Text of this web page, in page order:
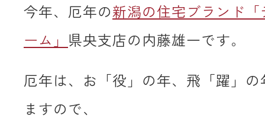
今年、厄年の新潟の住宅ブランド
ーム」 県央支店の内藤雄一です。
厄年は、お「役」の年、飛「躍」
ますので、